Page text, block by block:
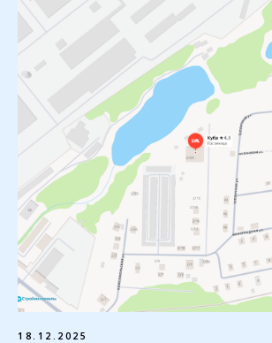
18.12.2025
Мы будем рады вам помочь
в выздоровлении от алкоголизма
Расписание групп
Программа 12 шагов